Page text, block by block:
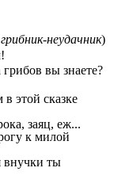
неудачник)
вы знаете?
сказке
заяц, еж...
к милой
ты